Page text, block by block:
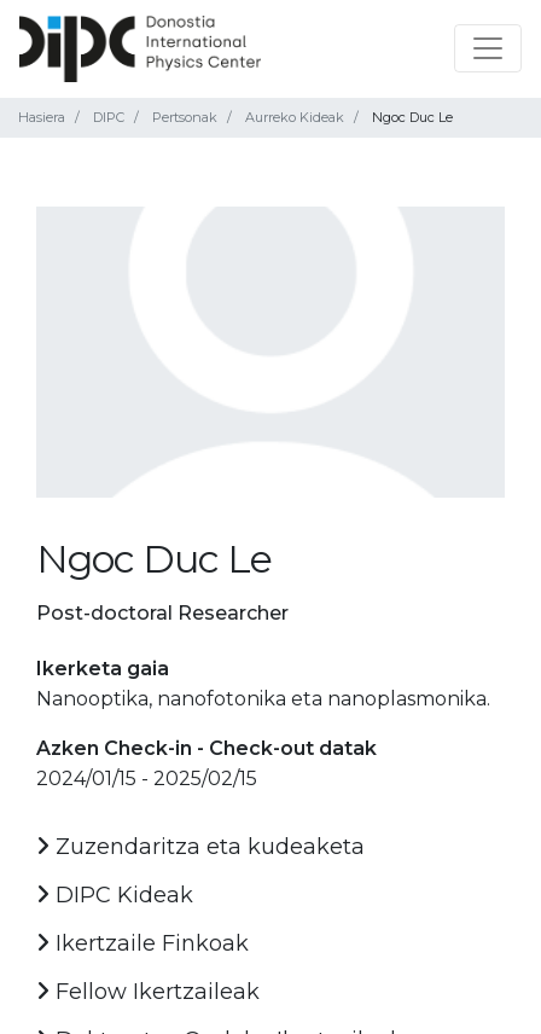
Hasiera DIPC Pertsonak Aurreko Kideak Ngoc Duc Le
Ngoc Duc Le
Post-doctoral Researcher
Ikerketa gaia
Nanooptika, nanofotonika eta nanoplasmonika.
Azken Check-in - Check-out datak
2024/01/15 - 2025/02/15
Zuzendaritza eta kudeaketa
DIPC Kideak
Ikertzaile Finkoak
Fellow Ikertzaileak